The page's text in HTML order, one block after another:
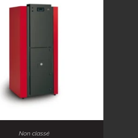
LIRE LA SUITE
Non classé